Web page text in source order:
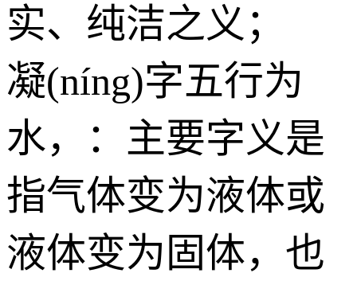
实、纯洁之义；
凝(níng)字五行为
水，：主要字义是
指气体变为液体或
液体变为固体，也